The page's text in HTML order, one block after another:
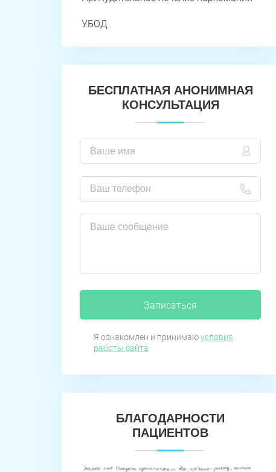
УБОД
БЕСПЛАТНАЯ АНОНИМНАЯ
КОНСУЛЬТАЦИЯ
Записаться
Я ознакомлен и принимаюусловия
работы сайта
БЛАГОДАРНОСТИ
ПАЦИЕНТОВ